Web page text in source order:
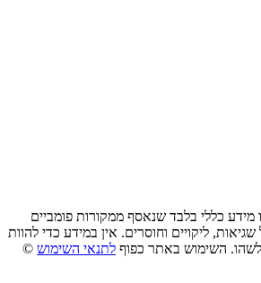
מידע כללי בלבד שנאסף ממקורות פומביים
ליקויים וחוסרים. אין במידע כדי להוות
השימוש באתר כפוף לתנאי השימוש ©